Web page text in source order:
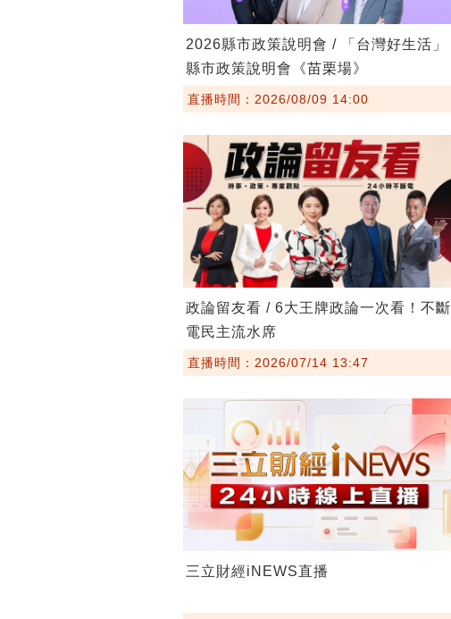
2026縣市政策說明會 / 「台灣好生活」
縣市政策說明會《苗栗場》
直播時間：2026/08/09 14:00
政論留友看 / 6大王牌政論一次看！不斷
電民主流水席
直播時間：2026/07/14 13:47
三立財經iNEWS直播